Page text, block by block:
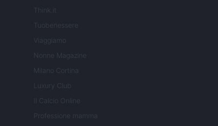
Think.it
Tuobenessere
Viaggiamo
Nonne Magazine
Milano Cortina
Luxury Club
Il Calcio Online
Professione mamma